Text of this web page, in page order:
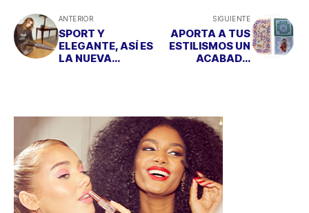
ANTERIOR
SPORT Y
ELEGANTE, ASÍ ES
LA NUEVA
SIGUIENTE
APORTA A TUS
ESTILISMOS UN
ACABADO